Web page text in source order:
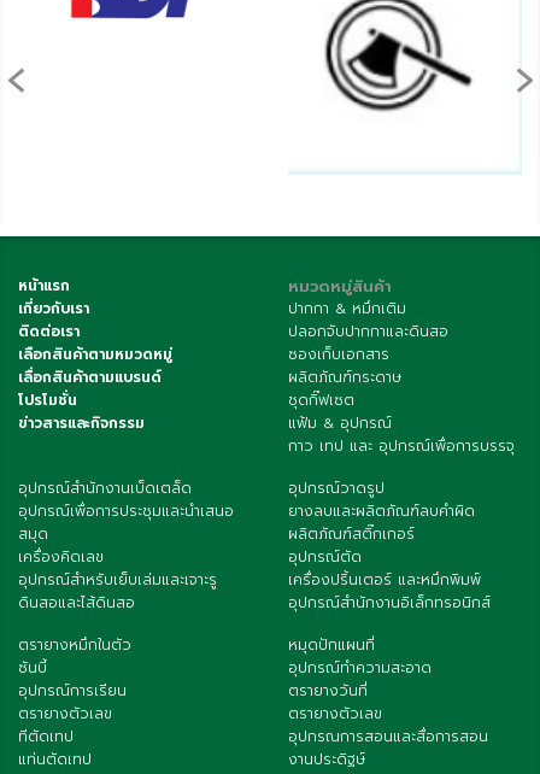
‹ ›
หน้าแรก
เกี่ยวกับเรา
ติดต่อเรา
เลือกสินค้าตามหมวดหมู่
เลื่อกสินค้าตามแบรนด์
โปรโมชั่น
ข่าวสารและกิจกรรม
หมวดหมู่สินค้า
ปากกา & หมึกเติม
ปลอกจับปากกาและดินสอ
ซองเก็บเอกสาร
ผลิตภัณฑ์กระดาษ
ชุดกิ๊ฟเซต
แฟ้ม & อุปกรณ์
กาว เทป และ อุปกรณ์เพื่อการบรรจุ
อุปกรณ์สำนักงานเบ็ดเตล็ด
อุปกรณ์เพื่อการประชุมและนำเสนอ
สมุด
เครื่องคิดเลข
อุปกรณ์สำหรับเย็บเล่มและเจาะรู
ดินสอและไส้ดินสอ
อุปกรณ์วาดรูป
ยางลบและผลิตภัณฑ์ลบคำผิด
ผลิตภัณฑ์สติ๊กเกอร์
อุปกรณ์ตัด
เครื่องปริ้นเตอร์ และหมึกพิมพ์
อุปกรณ์สำนักงานอิเล็กทรอนิกส์
ตรายางหมึกในตัว
ซันบี้
อุปกรณ์การเรียน
ตรายางตัวเลข
ทีตัดเทป
แท่นตัดเทป
หมุดปักแผนที่
อุปกรณ์ทำความสะอาด
ตรายางวันที่
ตรายางตัวเลข
อุปกรณการสอนและสื่อการสอน
งานประดิฐษ์